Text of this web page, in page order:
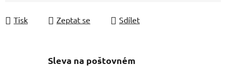
Tisk
Zeptat se Sdílet
Sleva na poštovném